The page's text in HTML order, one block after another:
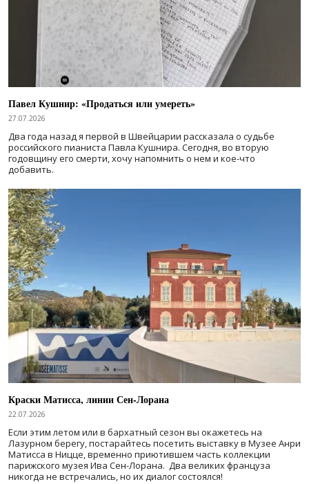
Павел Кушнир: «Продаться или умереть»
27.07.2026
Два года назад я первой в Швейцарии рассказала о судьбе
российского пианиста Павла Кушнира. Сегодня, во вторую
годовщину его смерти, хочу напомнить о нем и кое-что
добавить.
Краски Матисса, линии Сен-Лорана
22.07.2026
Если этим летом или в бархатный сезон вы окажетесь на
Лазурном берегу, постарайтесь посетить выставку в Музее Анри
Матисса в Ницце, временно приютившем часть коллекции
парижского музея Ива Сен-Лорана. Два великих француза
никогда не встречались, но их диалог состоялся!